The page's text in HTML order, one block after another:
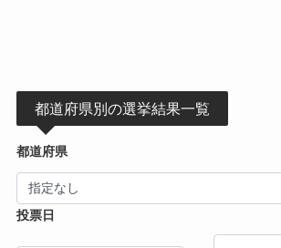
都道府県別の選挙結果一覧
都道府県
投票日